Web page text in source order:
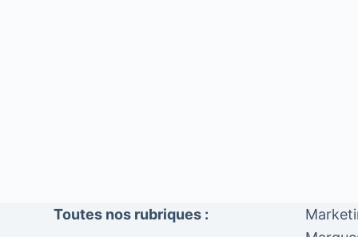
Toutes nos rubriques :